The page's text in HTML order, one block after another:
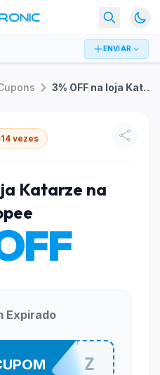
ENVIAR
3% OFF na loja Katarze na Shopee
vezes
Katarze na
Expirado
LOJA3KTZ